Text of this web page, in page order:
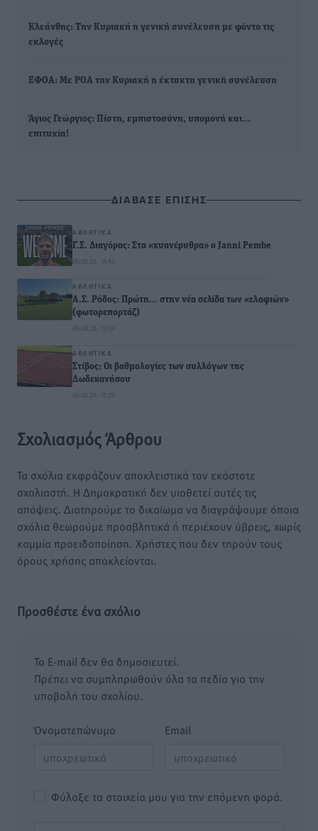
Κλεάνθης: Την Κυριακή η γενική συνέλευση με φόντο τις
εκλογές
ΕΦΟΑ: Με ΡΟΑ την Κυριακή η έκτακτη γενική συνέλευση
Άγιος Γεώργιος: Πίστη, εμπιστοσύνη, υπομονή και...
επιτυχία!
ΔΙΑΒΑΣΕ ΕΠΙΣΗΣ
ΑΘΛΗΤΙΚΆ
Γ.Σ. Διαγόρας: Στα «κυανέρυθρα» ο Janni Pembe
06.08.26 · 14:43
ΑΘΛΗΤΙΚΆ
Α.Σ. Ρόδος: Πρώτη… στην νέα σελίδα των «ελαφιών»
(φωτορεπορτάζ)
06.08.26 · 13:39
ΑΘΛΗΤΙΚΆ
Στίβος: Οι βαθμολογίες των συλλόγων της
Δωδεκανήσου
06.08.26 · 13:29
Σχολιασμός Άρθρου
Τα σχόλια εκφράζουν αποκλειστικά τον εκάστοτε
σχολιαστή. Η Δημοκρατική δεν υιοθετεί αυτές τις
απόψεις. Διατηρούμε το δικαίωμα να διαγράψουμε όποια
σχόλια θεωρούμε προσβλητικά ή περιέχουν ύβρεις, χωρίς
καμμία προειδοποίηση. Χρήστες που δεν τηρούν τους
όρους χρήσης αποκλείονται.
Προσθέστε ένα σχόλιο
Το E-mail δεν θα δημοσιευτεί.
Πρέπει να συμπληρωθούν όλα τα πεδία για την
υποβολή του σχολίου.
Όνοματεπώνυμο Email
Φύλαξε τα στοιχεία μου για την επόμενη φορά.